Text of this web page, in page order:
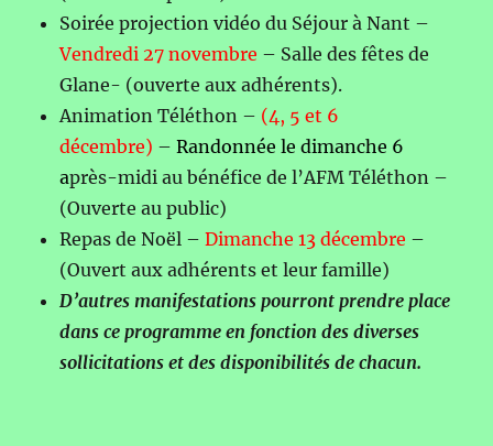
Soirée projection vidéo du Séjour à Nant –
Vendredi 27 novembre – Salle des fêtes de
Glane- (ouverte aux adhérents).
Animation Téléthon – (4, 5 et 6
décembre) – Randonnée le dimanche 6
après-midi au bénéfice de l’AFM Téléthon –
(Ouverte au public)
Repas de Noël –Dimanche 13 décembre –
(Ouvert aux adhérents et leur famille)
D’autres manifestations pourront prendre place
dans ce programme en fonction des diverses
sollicitations et des disponibilités de chacun.